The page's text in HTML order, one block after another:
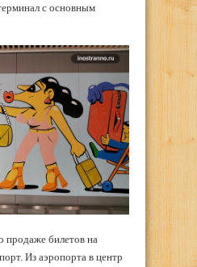
с основным
продаже билетов на
Из аэропорта в центр